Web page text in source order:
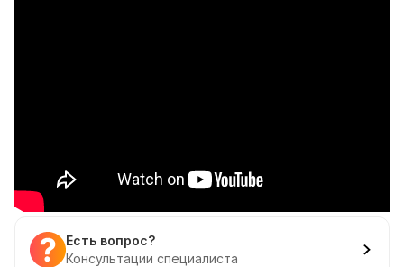
Есть вопрос?
Консультации специалиста